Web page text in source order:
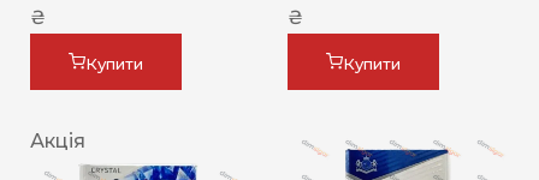
₴
Купити
₴
Купити
Акція